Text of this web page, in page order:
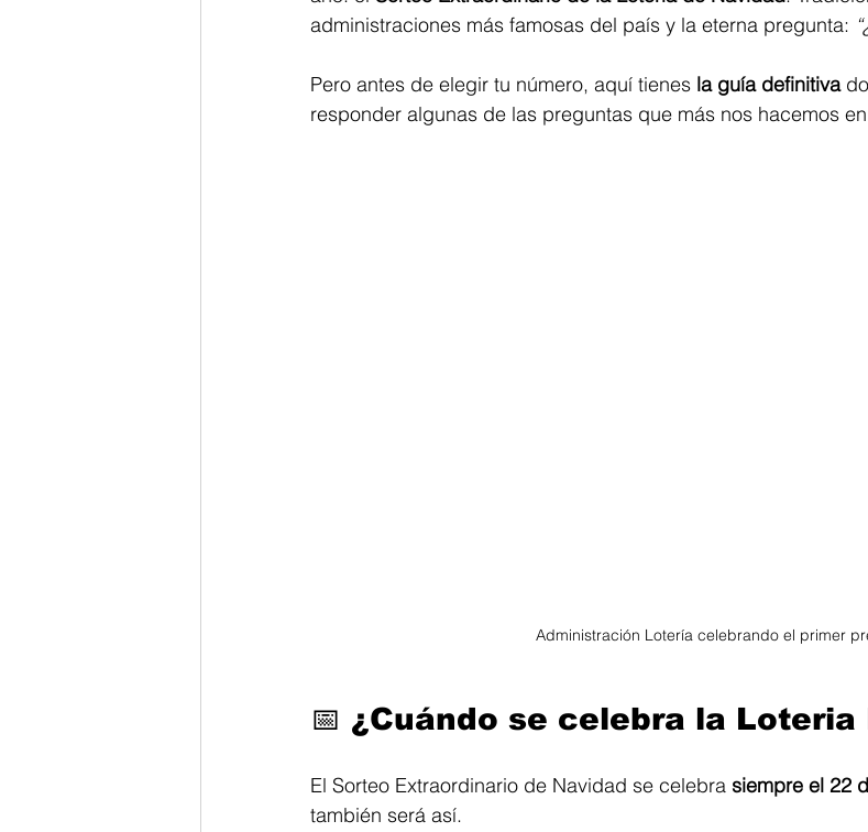
administraciones más famosas del país y la eterna pregunta:
Pero antes de elegir tu número, aquí tienes la guía definitiva
responder algunas de las preguntas que más nos hacemos
Administración Lotería celebrando el primer
📅 ¿Cuándo se celebra la Loteria
El Sorteo Extraordinario de Navidad se celebra siempre el 22
también será así.